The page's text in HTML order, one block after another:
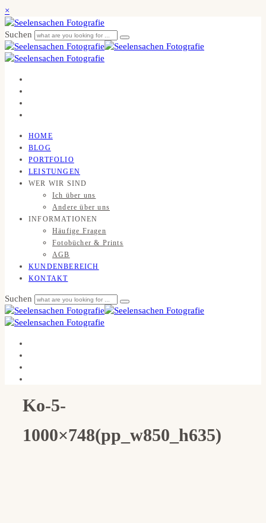
×
Suchen
HOME
BLOG
PORTFOLIO
LEISTUNGEN
WER WIR SIND
Ich über uns
Andere über uns
INFORMATIONEN
Häufige Fragen
Fotobücher & Prints
AGB
KUNDENBEREICH
KONTAKT
Suchen
Ko-5-
1000×748(pp_w850_h635)